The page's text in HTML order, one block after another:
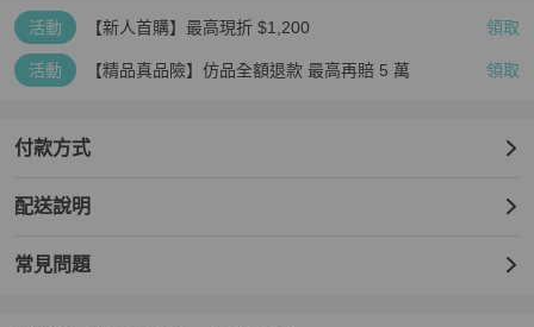
活動 【新人首購】最高現折 $1,200 領取
活動 【精品真品險】仿品全額退款 最高再賠 5 萬 領取
付款方式
配送說明
常見問題